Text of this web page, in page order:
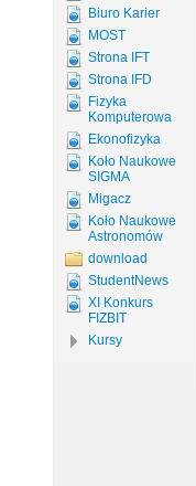
Biuro Karier
MOST
Strona IFT
Strona IFD
Fizyka
Komputerowa
Ekonofizyka
Koło Naukowe
SIGMA
Migacz
Koło Naukowe
Astronomów
download
StudentNews
XI Konkurs
FIZBIT
Kursy